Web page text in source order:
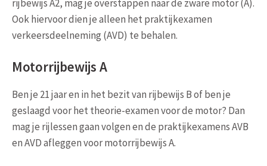
rijbewijs A2, mag je overstappen naar de zware motor (A).
Ook hiervoor dien je alleen het praktijkexamen
verkeersdeelneming (AVD) te behalen.
Motorrijbewijs A
Ben je 21 jaar en in het bezit van rijbewijs B of ben je
geslaagd voor het theorie-examen voor de motor? Dan
mag je rijlessen gaan volgen en de praktijkexamens AVB
en AVD afleggen voor motorrijbewijs A.